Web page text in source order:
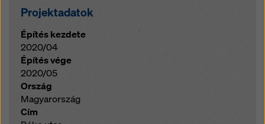
Projektadatok
Építés kezdete
2020/04
Építés vége
2020/05
Ország
Magyarország
Cím